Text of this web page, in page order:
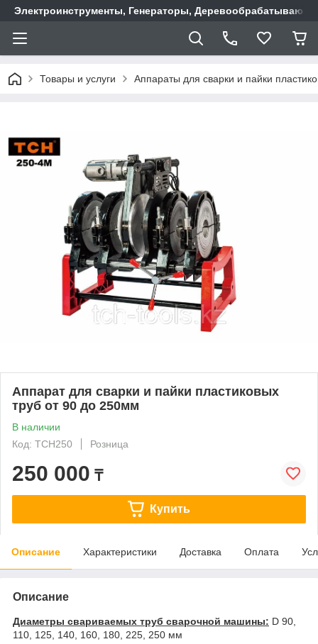
Электроинструменты, Генераторы,
Товары и услуги Аппараты для сварки и пайки
Аппарат для сварки и пайки пластиковых
труб от 90 до 250мм
В наличии
Код: TCH250
Розница
250 000 ₸
Купить
Описание Характеристики Доставка Оплата
Описание
Диаметры свариваемых труб сварочной машины: D 90,
110, 125, 140, 160, 180, 225, 250 мм